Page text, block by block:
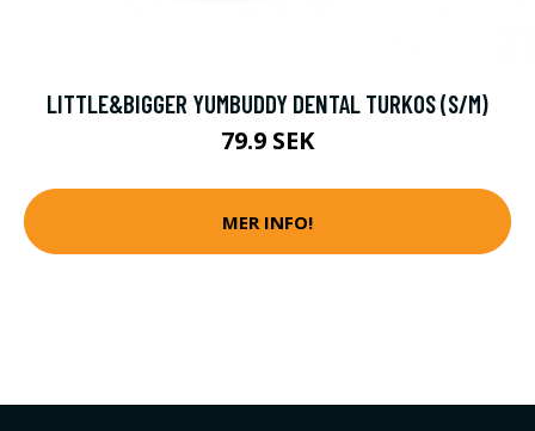
LITTLE&BIGGER YUMBUDDY DENTAL TURKOS (S/M)
79.9 SEK
MER INFO!